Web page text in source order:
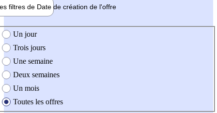
filtres de Date de création de l'offre
création de l'offre
Un jour
Trois jours
Une semaine
Deux semaines
Un mois
Toutes les offres